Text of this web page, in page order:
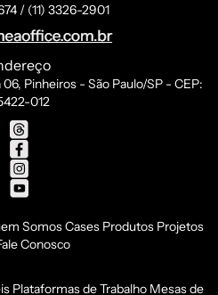
/ (11) 3326-2901
Pinheiros - São Paulo/SP - CEP:
012
SomosCases Produtos Projetos
Conosco
Plataformas de Trabalho Mesas de